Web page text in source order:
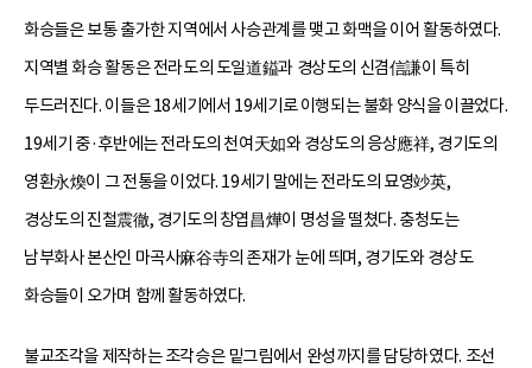
화승들은 보통 출가한 지역에서 사승관계를 맺고 화맥을 이어 활동하였다.
지역별 화승 활동은 전라도의 도일道鎰과 경상도의 신겸信謙이 특히
두드러진다. 이들은 18세기에서 19세기로 이행되는 불화 양식을 이끌었다.
19세기 중·후반에는 전라도의 천여天如와 경상도의 응상應祥, 경기도의
영환永煥이 그 전통을 이었다. 19세기 말에는 전라도의 묘영竗英,
경상도의 진철震徹, 경기도의 창엽昌燁이 명성을 떨쳤다. 충청도는
남부화사 본산인 마곡사麻谷寺의 존재가 눈에 띄며, 경기도와 경상도
화승들이 오가며 함께 활동하였다.
불교조각을 제작하는 조각승은 밑그림에서 완성까지를 담당하였다. 조선